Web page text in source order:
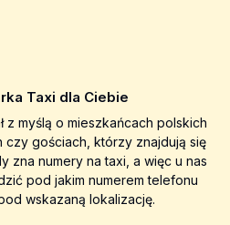
Taxi dla Ciebie
z myślą o mieszkańcach polskich
czy gościach, którzy znajdują się
zna numery na taxi, a więc u nas
pod jakim numerem telefonu
wskazaną lokalizację.